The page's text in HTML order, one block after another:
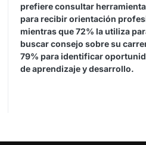
prefiere consultar
para recibir orientación
mientras que 72% la utiliza
buscar consejo sobre su
79% para identificar
de aprendizaje y desarrollo.